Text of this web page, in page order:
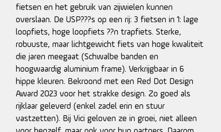
fietsen en het gebruik van zijwielen kunnen
overslaan. De USP???s op een rij: 3 fietsen in 1: lage
loopfiets, hoge loopfiets ??n trapfiets. Sterke,
robuuste, maar lichtgewicht fiets van hoge kwaliteit
die jaren meegaat (Schwalbe banden en
hoogwaardig aluminium frame). Verkrijgbaar in 6
hippe kleuren. Bekroond met een Red Dot Design
Award 2023 voor het strakke design. Zo goed als
rijklaar geleverd (enkel zadel erin en stuur
vastzetten). Bij Vici geloven ze in groei, niet alleen